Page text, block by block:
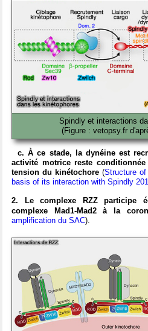
Spindly et interactions
(Figure : vetopsy.fr
c. À ce stade, la dynéine est
activité motrice reste conditionnée
tension du kinétochore(Structure
basis of its interaction with Spindly
2. Le complexe RZZ participe
complexe Mad1-Mad2 à la
amplification du SAC).